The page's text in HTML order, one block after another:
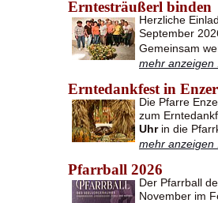
Erntesträußerl binden
Herzliche
September
Gemeinsam
mehr anzeigen
Erntedankfest in
Die Pfarre
zum
Uhrin die
mehr anzeigen
Pfarrball 2026
Der Pfarrball
November im